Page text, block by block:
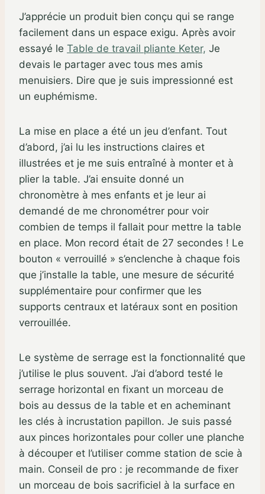
J’apprécie un produit bien conçu qui se range
facilement dans un espace exigu. Après avoir
essayé le Table de travail pliante Keter, Je
devais le partager avec tous mes amis
menuisiers. Dire que je suis impressionné est
un euphémisme.
La mise en place a été un jeu d’enfant. Tout
d’abord, j’ai lu les instructions claires et
illustrées et je me suis entraîné à monter et à
plier la table. J’ai ensuite donné un
chronomètre à mes enfants et je leur ai
demandé de me chronométrer pour voir
combien de temps il fallait pour mettre la table
en place. Mon record était de 27 secondes ! Le
bouton « verrouillé » s’enclenche à chaque fois
que j’installe la table, une mesure de sécurité
supplémentaire pour confirmer que les
supports centraux et latéraux sont en position
verrouillée.
Le système de serrage est la fonctionnalité que
j’utilise le plus souvent. J’ai d’abord testé le
serrage horizontal en fixant un morceau de
bois au dessus de la table et en acheminant
les clés à incrustation papillon. Je suis passé
aux pinces horizontales pour coller une planche
à découper et l’utiliser comme station de scie à
main. Conseil de pro : je recommande de fixer
un morceau de bois sacrificiel à la surface en